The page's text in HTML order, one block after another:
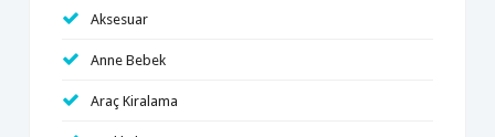
Aksesuar
Anne Bebek
Araç Kiralama